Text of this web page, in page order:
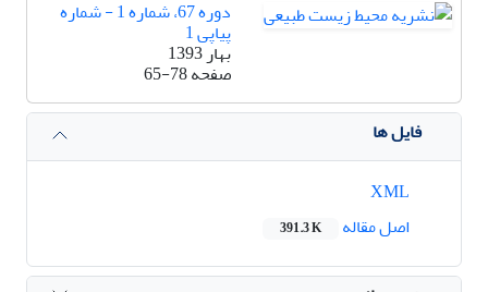
دوره 67، شماره 1 - شماره
پیاپی 1
بهار 1393
صفحه65-78
فایل ها
اصل مقاله
391.3 K